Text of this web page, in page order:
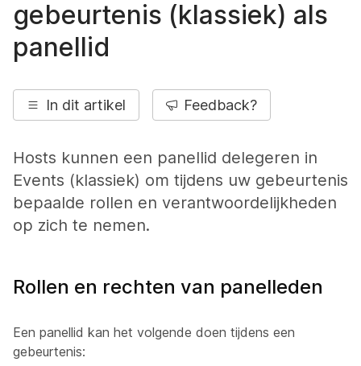
gebeurtenis (klassiek) als
panellid
In dit artikel Feedback?
Hosts kunnen een panellid delegeren in
Events (klassiek) om tijdens uw gebeurtenis
bepaalde rollen en verantwoordelijkheden
op zich te nemen.
Rollen en rechten van panelleden
Een panellid kan het volgende doen tijdens een
gebeurtenis: